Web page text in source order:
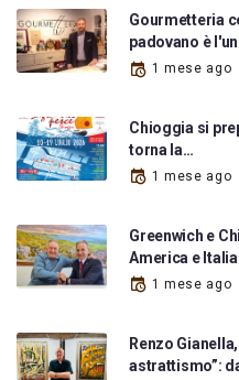
Gourmetteria
padovano è
1 mese ago
Chioggia si
torna la…
1 mese ago
Greenwich e
America e Italia
1 mese ago
Renzo
astrattismo”: